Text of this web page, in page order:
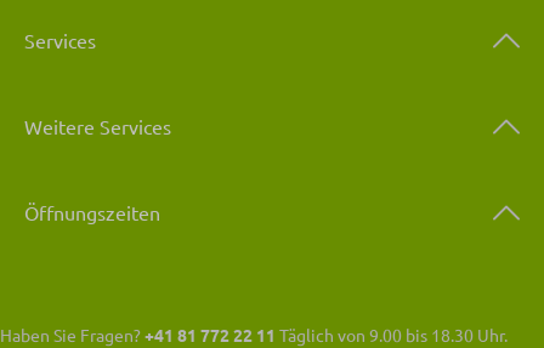
Services
Weitere Services
Öffnungszeiten
Haben Sie Fragen?+41 81 772 22 11 Täglich von 9.00 bis 18.30 Uhr.